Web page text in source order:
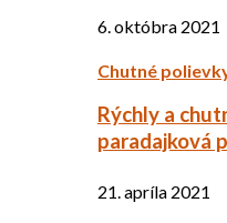
6. októbra 2021
Chutné
Rýchly a
paradajková
21. apríla 2021